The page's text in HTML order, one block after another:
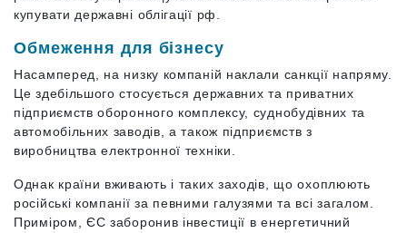
купувати державні облігації рф.
Обмеження для бізнесу
Насамперед, на низку компаній наклали санкції напряму.
Це здебільшого стосується державних та приватних
підприємств оборонного комплексу, суднобудівних та
автомобільних заводів, а також підприємств з
виробництва електронної техніки.
Однак країни вживають і таких заходів, що охоплюють
російські компанії за певними галузями та всі загалом.
Приміром, ЄС заборонив інвестиції в енергетичний